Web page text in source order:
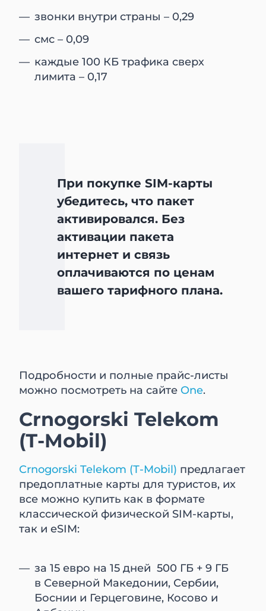
звонки внутри страны – 0,29
смс – 0,09
каждые 100 КБ трафика сверх
лимита – 0,17
При покупке SIM-карты
убедитесь, что пакет
активировался. Без
активации пакета
интернет и связь
оплачиваются по ценам
вашего тарифного плана.
Подробности и полные прайс-листы
можно посмотреть на сайтеOne.
Crnogorski Telekom
(Т-Mobil)
Crnogorski Telekom (Т-Mobil) предлагает
предоплатные карты для туристов, их
все можно купить как в формате
классической физической SIM-карты,
так и eSIM:
за 15 евро на 15 дней 500 ГБ + 9 ГБ
в Северной Македонии, Сербии,
Боснии и Герцеговине, Косово и